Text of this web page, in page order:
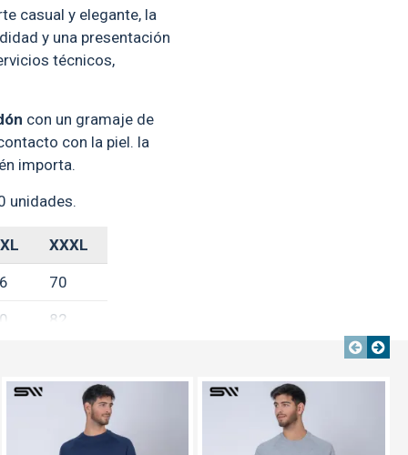
casual y elegante, la
y una presentación
técnicos,
con un gramaje de
con la piel. la
importa.
unidades.
XXXL
70
82
en centímetros**
TEXTTRANSPARENTE
TEXTTRANSPARENTE TEXTTRANSPARENTE